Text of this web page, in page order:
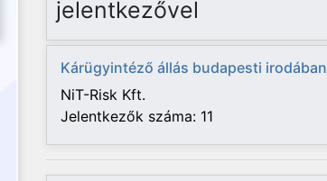
jelentkezővel
Kárügyintéző állás budapesti irodában
NiT-Risk Kft.
Jelentkezők száma: 11